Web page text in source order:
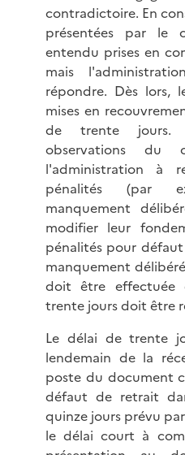
contradictoire. En
présentées par le
entendu prises en
mais
répondre. Dès lors,
mises en
de trente jours.
observations du
l'administration à
pénalités (par
manquement
modifier leur
pénalités pour
manquement
doit être effectuée
trente jours doit être
Le délai de trente
lendemain de la
poste du document
défaut de retrait
quinze jours prévu
le délai court à